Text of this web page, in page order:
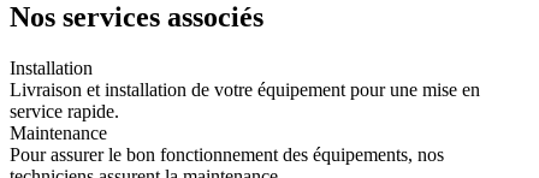
Nos services associés
Installation
Livraison et installation de votre équipement pour une mise en
service rapide.
Maintenance
Pour assurer le bon fonctionnement des équipements, nos